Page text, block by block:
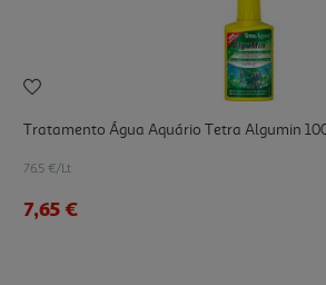
Tratamento Água Aquário Tetra Algumin
76.5 €/Lt
7,65 €